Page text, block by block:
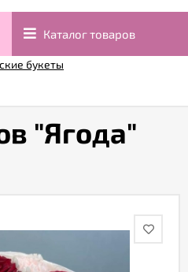
Каталог товаров
букеты
"Ягода"